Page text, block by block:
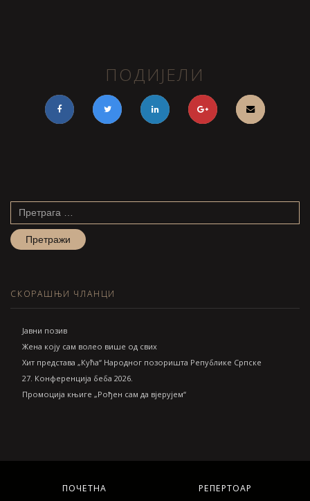
ПОДИЈЕЛИ
Претрага
СКОРАШЊИ ЧЛАНЦИ
Jавни позив
Жена коју сам волео више од свих
Хит представа „Кућа“ Народног позоришта Републике Српске
27. Конференција беба 2026.
Промоција књиге „Рођен сам да вјерујем“
ПОЧЕТНА
РЕПЕРТОАР